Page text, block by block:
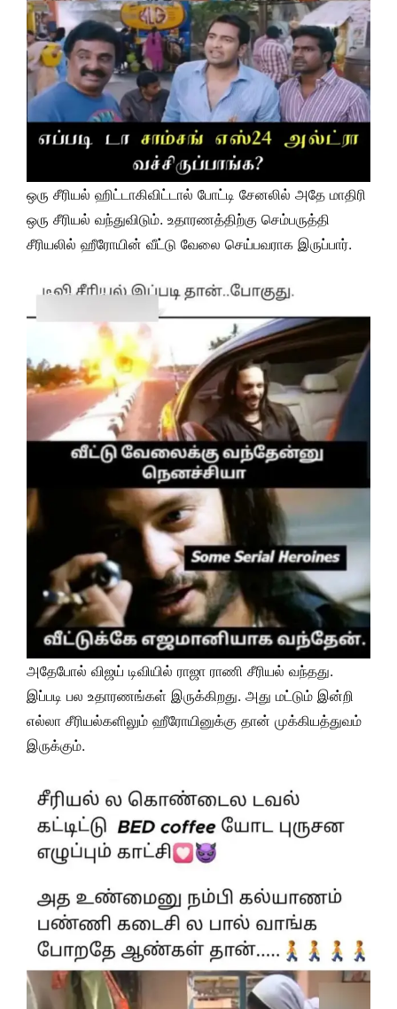
ஒரு சீரியல் ஹிட்டாகிவிட்டால் போட்டி சேனலில் அதே மாதிரி
ஒரு சீரியல் வந்துவிடும். உதாரணத்திற்கு செம்பருத்தி
சீரியலில் ஹீரோயின் வீட்டு வேலை செய்பவராக இருப்பார்.
அதேபோல் விஜய் டிவியில் ராஜா ராணி சீரியல் வந்தது.
இப்படி பல உதாரணங்கள் இருக்கிறது. அது மட்டும் இன்றி
எல்லா சீரியல்களிலும் ஹீரோயினுக்கு தான் முக்கியத்துவம்
இருக்கும்.